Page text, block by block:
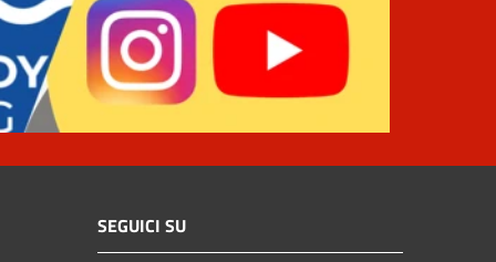
SEGUICI SU